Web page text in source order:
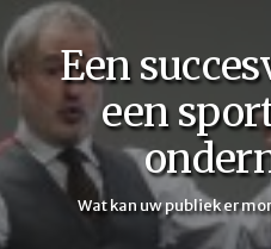
Een
een
Wat kan uw publiek er